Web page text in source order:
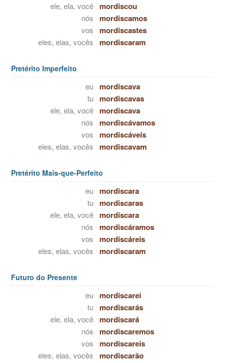
ele, ela, você mordiscou
nós mordiscamos
vos mordiscastes
eles, elas, vocês mordiscaram
Pretérito Imperfeito
eu mordiscava
tu mordiscavas
ele, ela, você mordiscava
nós mordiscávamos
vos mordiscáveis
eles, elas, vocês mordiscavam
Pretérito Mais-que-Perfeito
eu mordiscara
tu mordiscaras
ele, ela, você mordiscara
nós mordiscáramos
vos mordiscáreis
eles, elas, vocês mordiscaram
Futuro do Presente
eu mordiscarei
tu mordiscarás
ele, ela, você mordiscará
nós mordiscaremos
vos mordiscareis
eles, elas, vocês mordiscarão